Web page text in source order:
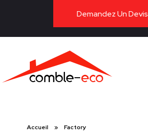
Demandez Un Devis
Accueil » Factory